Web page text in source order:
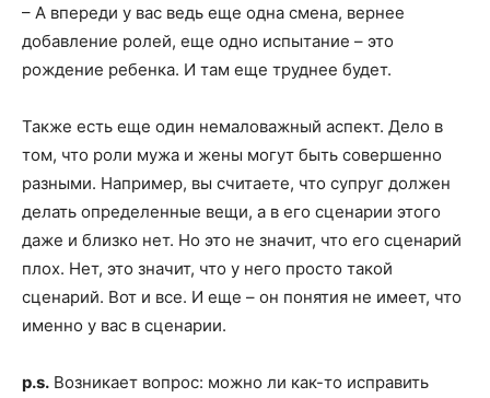
– А впереди у вас ведь еще одна смена, вернее
добавление ролей, еще одно испытание – это
рождение ребенка. И там еще труднее будет.
Также есть еще один немаловажный аспект. Дело в
том, что роли мужа и жены могут быть совершенно
разными. Например, вы считаете, что супруг должен
делать определенные вещи, а в его сценарии этого
даже и близко нет. Но это не значит, что его сценарий
плох. Нет, это значит, что у него просто такой
сценарий. Вот и все. И еще – он понятия не имеет, что
именно у вас в сценарии.
p.s. Возникает вопрос: можно ли как-то исправить